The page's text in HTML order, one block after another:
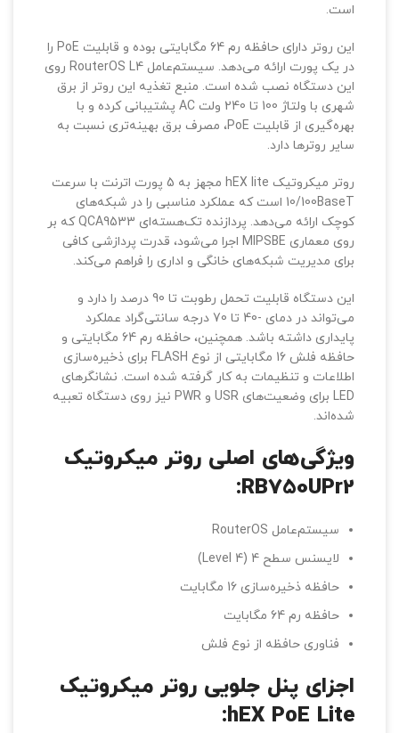
است.
این روتر دارای حافظه رم 64 مگابایتی بوده و قابلیت PoE را
در یک پورت ارائه می‌دهد. سیستم‌عامل RouterOS L4 روی
این دستگاه نصب شده است. منبع تغذیه این روتر از برق
شهری با ولتاژ 100 تا 240 ولت AC پشتیبانی کرده و با
بهره‌گیری از قابلیت PoE، مصرف برق بهینه‌تری نسبت به
سایر روترها دارد.
روتر میکروتیک hEX lite مجهز به 5 پورت اترنت با سرعت
10/100BaseT است که عملکرد مناسبی را در شبکه‌های
کوچک ارائه می‌دهد. پردازنده تک‌هسته‌ای QCA9533 که بر
روی معماری MIPSBE اجرا می‌شود، قدرت پردازشی کافی
برای مدیریت شبکه‌های خانگی و اداری را فراهم می‌کند.
این دستگاه قابلیت تحمل رطوبت تا 90 درصد را دارد و
می‌تواند در دمای -40 تا 70 درجه سانتی‌گراد عملکرد
پایداری داشته باشد. همچنین، حافظه رم 64 مگابایتی و
حافظه فلش 16 مگابایتی از نوع FLASH برای ذخیره‌سازی
اطلاعات و تنظیمات به کار گرفته شده است. نشانگرهای
LED برای وضعیت‌های USR و PWR نیز روی دستگاه تعبیه
شده‌اند.
ویژگی‌های اصلی روتر میکروتیک
RB750UPr2:
سیستم‌عامل RouterOS
لایسنس سطح 4 (Level 4)
حافظه ذخیره‌سازی 16 مگابایت
حافظه رم 64 مگابایت
فناوری حافظه از نوع فلش
اجزای پنل جلویی روتر میکروتیک
hEX PoE Lite: